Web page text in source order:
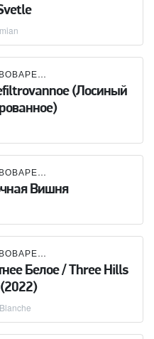
МОСКОВСКАЯ ПИВОВАРЕННАЯ КОМПАНИЯ (МПК)
(Лосиный
МОСКОВСКАЯ ПИВОВАРЕННАЯ КОМПАНИЯ (МПК)
Вишня
МОСКОВСКАЯ ПИВОВАРЕННАЯ КОМПАНИЯ (МПК)
Белое / Three Hills